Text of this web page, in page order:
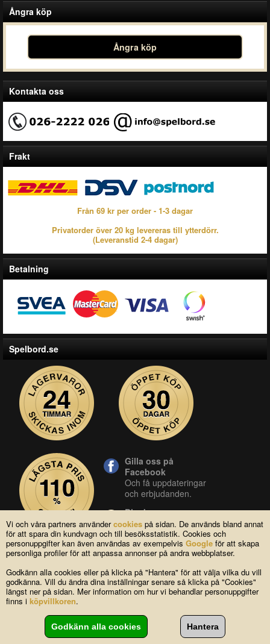
Vi och våra partners användercookies på sidan. De används bland annat
för att spara din kundvagn och till besöksstatistik. Cookies och
personuppgifter kan även användas av exempelvis Google för att skapa
personliga profiler för att anpassa annonser på andra webbplatser.
Godkänn alla cookies eller på klicka på "Hantera" för att välja vilka du vill
godkänna. Vill du ändra dina inställningar senare så klicka på "Cookies"
längst ner på sidan. Mer information om hur vi behandlar personuppgifter
finns i köpvillkoren.
Ångra köp
Ångra köp
Kontakta oss
Frakt
Från 69 kr per order - 1-3 dagar
Privatorder över 20 kg levereras till ytterdörr.
(Leveranstid 2-4 dagar)
Betalning
Spelbord.se
Gilla oss på
Facebook
Och få uppdateringar
och erbjudanden.
Blocket
Vår butik på blocket.
YouTube
Se våra produkter live
Copyright © 2004-2026 Lagsidan AB
FAQ|Om oss|Köpvillkor|Cookies |Kontakta oss